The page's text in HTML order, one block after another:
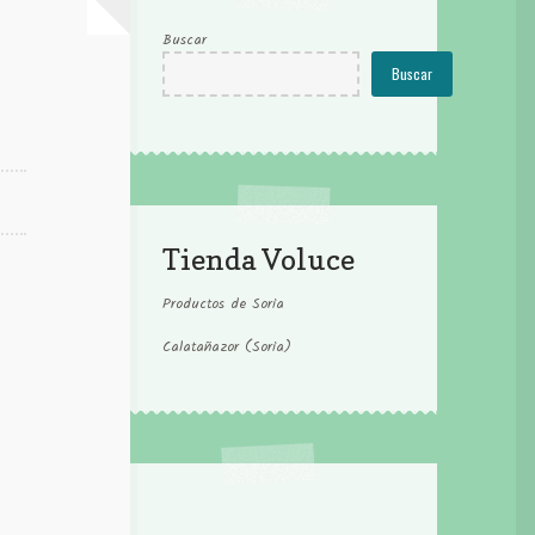
Buscar
Buscar
Tienda Voluce
Productos de Soria
Calatañazor (Soria)